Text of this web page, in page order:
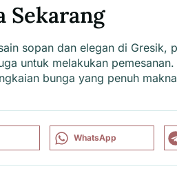
Sekarang
sopan dan elegan di Gresik,
untuk melakukan pemesanan.
bunga yang penuh
WhatsApp